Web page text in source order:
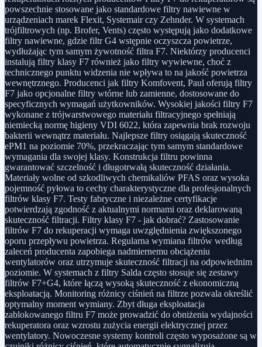
powszechnie stosowane jako standardowe filtry nawiewne w
urządzeniach marek Flexit, Systemair czy Zehnder. W systemach
trójfiltrowych (np. Brofer, Vents) często występują jako dodatkowe
filtry nawiewne, gdzie filtr G4 wstępnie oczyszcza powietrze,
wydłużając tym samym żywotność filtra F7. Niektórzy producenci
instalują filtry klasy F7 również jako filtry wywiewne, choć z
technicznego punktu widzenia nie wpływa to na jakość powietrza
wewnętrznego. Producenci jak filtry Komfovent, Paul oferują filtry
F7 jako opcjonalne filtry wtórne lub zamienne, dostosowane do
specyficznych wymagań użytkowników. Wysokiej jakości filtry F7
wykonane z trójwarstwowego materiału filtracyjnego spełniają
niemiecką normę higieny VDI 6022, która zapewnia brak rozwoju
bakterii wewnątrz materiału. Najlepsze filtry osiągają skuteczność
ePM1 na poziomie 70%, przekraczając tym samym standardowe
wymagania dla swojej klasy. Konstrukcja filtru powinna
gwarantować szczelność i długotrwałą skuteczność działania.
Materiały wolne od szkodliwych chemikaliów PFAS oraz wysoka
pojemność pyłowa to cechy charakterystyczne dla profesjonalnych
filtrów klasy F7. Testy fabryczne i niezależne certyfikacje
potwierdzają zgodność z aktualnymi normami oraz deklarowaną
skuteczność filtracji. Filtry klasy F7 - jak dobrać? Zastosowanie
filtrów F7 do rekuperacji wymaga uwzględnienia zwiększonego
oporu przepływu powietrza. Regularna wymiana filtrów według
zaleceń producenta zapobiega nadmiernemu obciążeniu
wentylatorów oraz utrzymuje skuteczność filtracji na odpowiednim
poziomie. W systemach z filtry Salda często stosuje się zestawy
filtrów F7+G4, które łączą wysoką skuteczność z ekonomiczną
eksploatacją. Monitoring różnicy ciśnień na filtrze pozwala określić
optymalny moment wymiany. Zbyt długa eksploatacja
zablokowanego filtru F7 może prowadzić do obniżenia wydajności
rekuperatora oraz wzrostu zużycia energii elektrycznej przez
wentylatory. Nowoczesne systemy kontroli często wyposażone są w